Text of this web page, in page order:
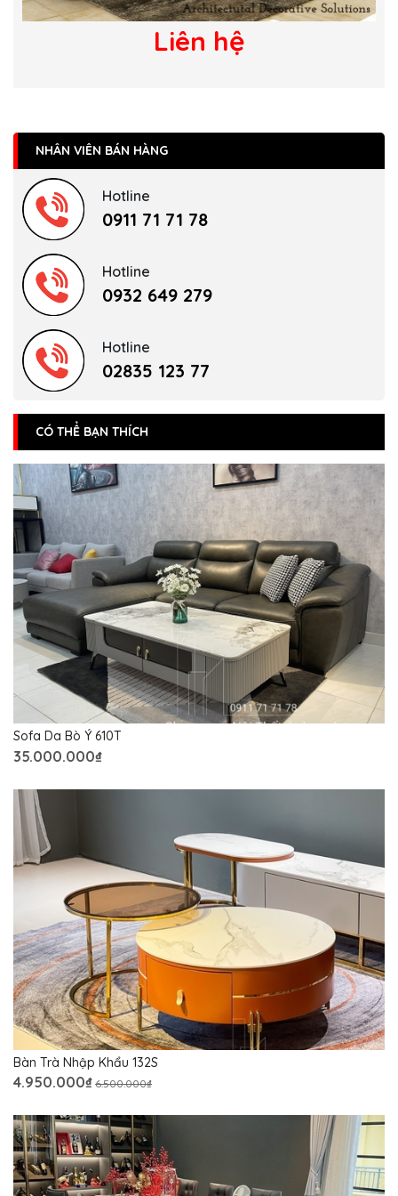
Liên hệ
NHÂN VIÊN BÁN HÀNG
Hotline
0911 71 71 78
Hotline
0932 649 279
Hotline
02835 123 77
CÓ THỂ BẠN THÍCH
Sofa Da Bò Ý 610T
35.000.000₫
Bàn Trà Nhập Khẩu 132S
4.950.000₫ 6.500.000₫